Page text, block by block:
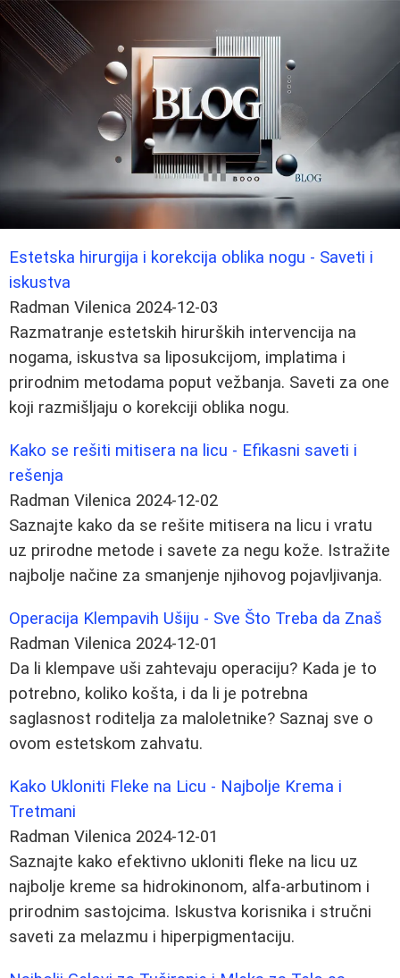
Estetska hirurgija i korekcija oblika nogu - Saveti i
iskustva
Radman Vilenica 2024-12-03
Razmatranje estetskih hirurških intervencija na
nogama, iskustva sa liposukcijom, implatima i
prirodnim metodama poput vežbanja. Saveti za one
koji razmišljaju o korekciji oblika nogu.
Kako se rešiti mitisera na licu - Efikasni saveti i
rešenja
Radman Vilenica 2024-12-02
Saznajte kako da se rešite mitisera na licu i vratu
uz prirodne metode i savete za negu kože. Istražite
najbolje načine za smanjenje njihovog pojavljivanja.
Operacija Klempavih Ušiju - Sve Što Treba da Znaš
Radman Vilenica 2024-12-01
Da li klempave uši zahtevaju operaciju? Kada je to
potrebno, koliko košta, i da li je potrebna
saglasnost roditelja za maloletnike? Saznaj sve o
ovom estetskom zahvatu.
Kako Ukloniti Fleke na Licu - Najbolje Krema i
Tretmani
Radman Vilenica 2024-12-01
Saznajte kako efektivno ukloniti fleke na licu uz
najbolje kreme sa hidrokinonom, alfa-arbutinom i
prirodnim sastojcima. Iskustva korisnika i stručni
saveti za melazmu i hiperpigmentaciju.